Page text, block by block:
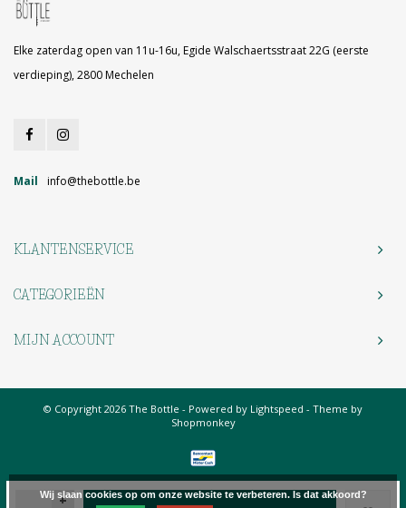
+
Elke zaterdag open van 11u-16u, Egide Walschaertsstraat 22G (eerste
verdieping), 2800 Mechelen
Mail info@thebottle.be
KLANTENSERVICE
CATEGORIEËN
MIJN ACCOUNT
© Copyright 2026 The Bottle - Powered by Lightspeed - Theme by
Shopmonkey
Wij slaan cookies op om onze website te verbeteren. Is dat akkoord?